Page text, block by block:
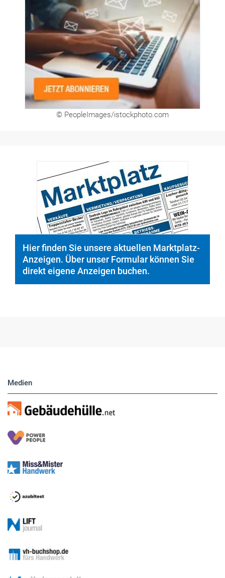
© PeopleImages/istockphoto.com
Hier finden Sie unsere aktuellen Marktplatz-
Anzeigen. Über unser Formular können Sie
direkt eigene Anzeigen buchen.
Medien